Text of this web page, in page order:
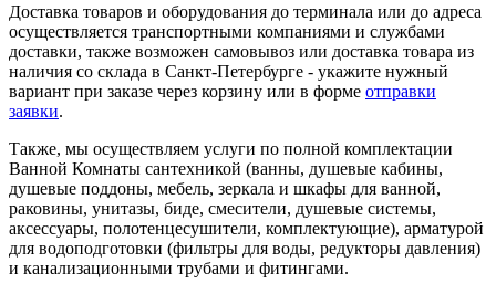
Доставка товаров и оборудования до терминала или до адреса
осуществляется транспортными компаниями и службами
доставки, также возможен самовывоз или доставка товара из
наличия со склада в Санкт-Петербурге - укажите нужный
вариант при заказе через корзину или в форме отправки
заявки.
Также, мы осуществляем услуги по полной комплектации
Ванной Комнаты сантехникой (ванны, душевые кабины,
душевые поддоны, мебель, зеркала и шкафы для ванной,
раковины, унитазы, биде, смесители, душевые системы,
аксессуары, полотенцесушители, комплектующие), арматурой
для водоподготовки (фильтры для воды, редукторы давления)
и канализационными трубами и фитингами.